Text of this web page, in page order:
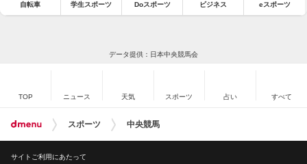
自転車 学生スポーツ Doスポーツ ビジネス eスポーツ
データ提供：日本中央競馬会
TOP ニュース 天気 スポーツ 占い すべて
スポーツ 中央競馬
サイトご利用にあたって